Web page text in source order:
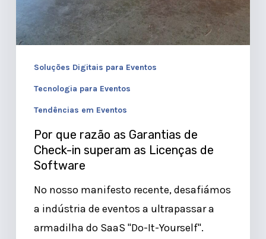
Soluções Digitais para Eventos
Tecnologia para Eventos
Tendências em Eventos
Por que razão as Garantias de
Check-in superam as Licenças de
Software
No nosso manifesto recente, desafiámos
a indústria de eventos a ultrapassar a
armadilha do SaaS "Do-It-Yourself".